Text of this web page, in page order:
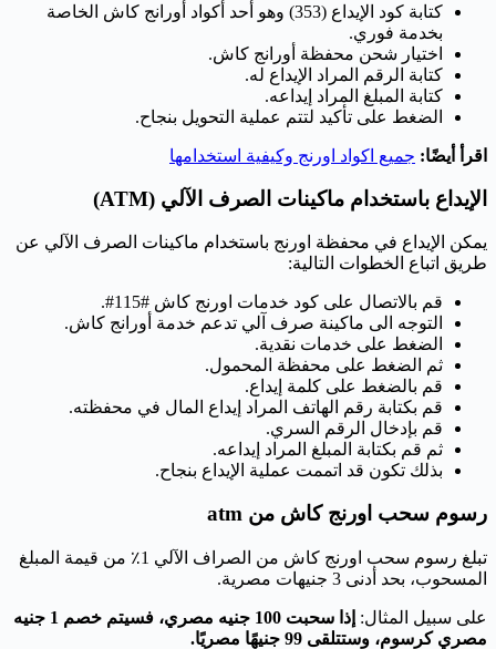
كتابة كود الإيداع (353) وهو أحد أكواد أورانج كاش الخاصة
بخدمة فوري.
اختيار شحن محفظة أورانج كاش.
كتابة الرقم المراد الإيداع له.
كتابة المبلغ المراد إيداعه.
الضغط على تأكيد لتتم عملية التحويل بنجاح.
اقرأ أيضًا: جميع اكواد اورنج وكيفية استخدامها
الإيداع باستخدام ماكينات الصرف الآلي (ATM)
يمكن الإيداع في محفظة اورنج باستخدام ماكينات الصرف الآلي عن
طريق اتباع الخطوات التالية:
قم بالاتصال على كود خدمات اورنج كاش #115#.
التوجه الى ماكينة صرف آلي تدعم خدمة أورانج كاش.
الضغط على خدمات نقدية.
ثم الضغط على محفظة المحمول.
قم بالضغط على كلمة إيداع.
قم بكتابة رقم الهاتف المراد إيداع المال في محفظته.
قم بإدخال الرقم السري.
ثم قم بكتابة المبلغ المراد إيداعه.
بذلك تكون قد اتممت عملية الإيداع بنجاح.
رسوم سحب اورنج كاش من atm
تبلغ رسوم سحب اورنج كاش من الصراف الآلي 1٪ من قيمة المبلغ
المسحوب، بحد أدنى 3 جنيهات مصرية.
على سبيل المثال:
إذا سحبت 100 جنيه مصري، فسيتم خصم 1 جنيه
مصري كرسوم، وستتلقى 99 جنيهًا مصريًا.